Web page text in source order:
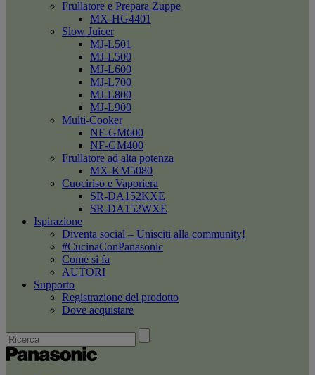
Frullatore e Prepara Zuppe
MX-HG4401
Slow Juicer
MJ-L501
MJ-L500
MJ-L600
MJ-L700
MJ-L800
MJ-L900
Multi-Cooker
NF-GM600
NF-GM400
Frullatore ad alta potenza
MX-KM5080
Cuociriso e Vaporiera
SR-DA152KXE
SR-DA152WXE
Ispirazione
Diventa social – Unisciti alla community!
#CucinaConPanasonic
Come si fa
AUTORI
Supporto
Registrazione del prodotto
Dove acquistare